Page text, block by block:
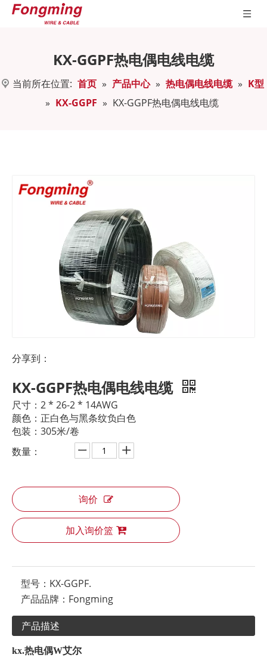
KX-GGPF热电偶电线电缆
当前所在位置: 首页 » 产品中心 » 热电偶电线电缆 » K型
» KX-GGPF » KX-GGPF热电偶电线电缆
分享到：
KX-GGPF热电偶电线电缆
尺寸：2 * 26-2 * 14AWG
颜色：正白色与黑条纹负白色
包装：305米/卷
数量：
询价
加入询价篮
型号： KX-GGPF.
产品品牌： Fongming
产品描述
kx.热电偶W艾尔